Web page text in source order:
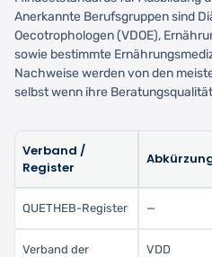
Anerkannte Berufsgruppen sind
Oecotrophologen (VDOE),
sowie bestimmte
Nachweise werden von den
selbst wenn ihre
Verband /
Register
QUETHEB-Register —
Verband der
VDD